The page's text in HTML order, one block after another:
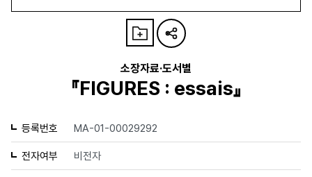
소장자료·도서별
『FIGURES : essais』
등록번호 MA-01-00029292
전자여부 비전자